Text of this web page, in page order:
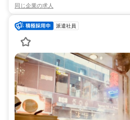
同じ企業の求人
派遣社員